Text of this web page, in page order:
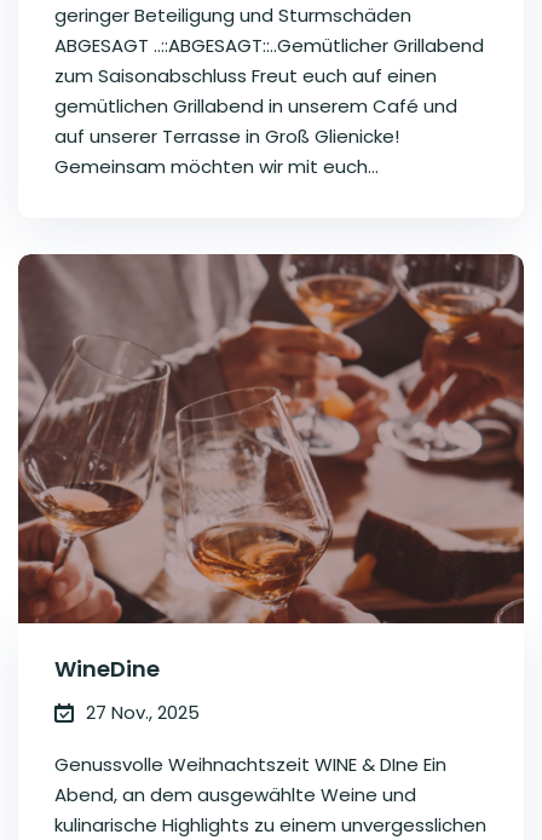
geringer Beteiligung und Sturmschäden
ABGESAGT ..::ABGESAGT::..Gemütlicher Grillabend
zum Saisonabschluss Freut euch auf einen
gemütlichen Grillabend in unserem Café und
auf unserer Terrasse in Groß Glienicke!
Gemeinsam möchten wir mit euch...
WineDine
27 Nov., 2025
Genussvolle Weihnachtszeit WINE & DIne Ein
Abend, an dem ausgewählte Weine und
kulinarische Highlights zu einem unvergesslichen